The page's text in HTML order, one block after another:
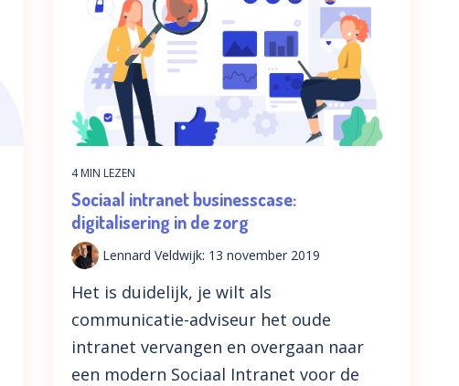
4 MIN LEZEN
Sociaal intranet businesscase:
digitalisering in de zorg
Lennard Veldwijk: 13 november 2019
Het is duidelijk, je wilt als
communicatie-adviseur het oude
intranet vervangen en overgaan naar
een modern Sociaal Intranet voor de